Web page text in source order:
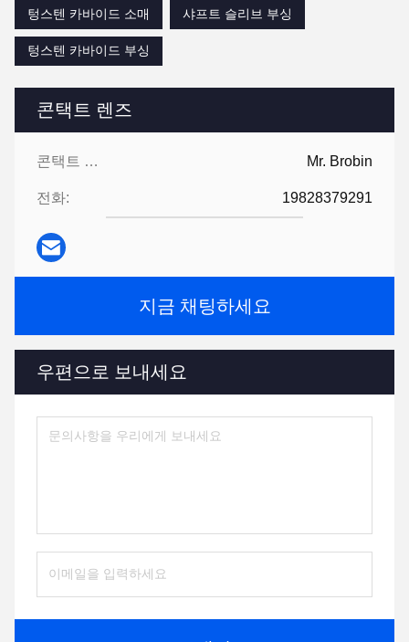
콘택트 렌즈
콘택트 렌즈: Mr. Brobin
전화: 19828379291
지금 채팅하세요
우편으로 보내세요
텅스텐 카바이드 소매 샤프트 슬리브 부싱
텅스텐 카바이드 부싱